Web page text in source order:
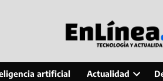
artificial Actualidad